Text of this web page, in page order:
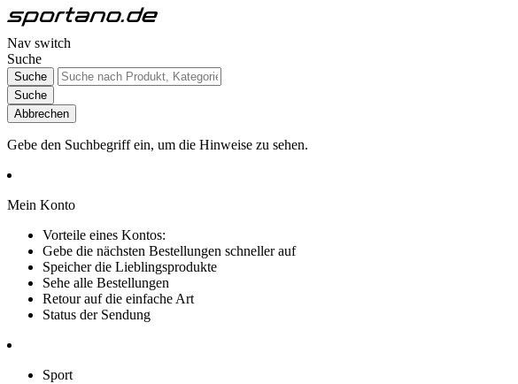
Nav switch
Suche
Suche
Suche
Abbrechen
Gebe den Suchbegriff ein, um die Hinweise zu sehen.
Mein Konto
Vorteile eines Kontos:
Gebe die nächsten Bestellungen schneller auf
Speicher die Lieblingsprodukte
Sehe alle Bestellungen
Retour auf die einfache Art
Status der Sendung
Sport